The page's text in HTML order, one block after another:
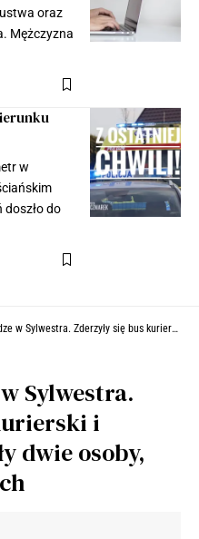
oraz
Mężczyzna
w
doszło do
Zderzyły się bus kurierski i pasażerski. Zginęły dwie osoby, siedem jest rannych
Sylwestra.
i
dwie osoby,